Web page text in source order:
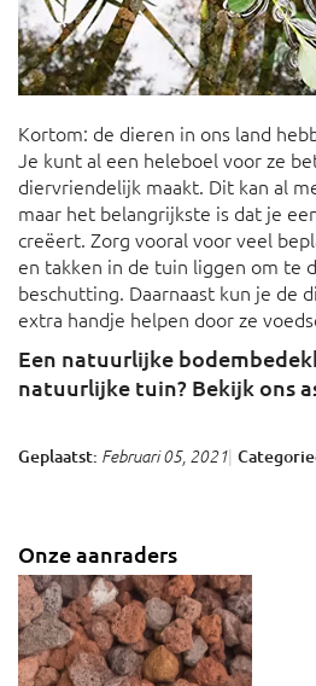
Kortom: de dieren in ons land
Je kunt al een heleboel voor ze
diervriendelijk maakt. Dit kan al
maar het belangrijkste is dat je
creëert. Zorg vooral voor veel
en takken in de tuin liggen om te
beschutting. Daarnaast kun je de
extra handje helpen door ze
Een natuurlijke
natuurlijke tuin? Bekijk ons
Geplaatst: Februari 05, 2021
Onze aanraders